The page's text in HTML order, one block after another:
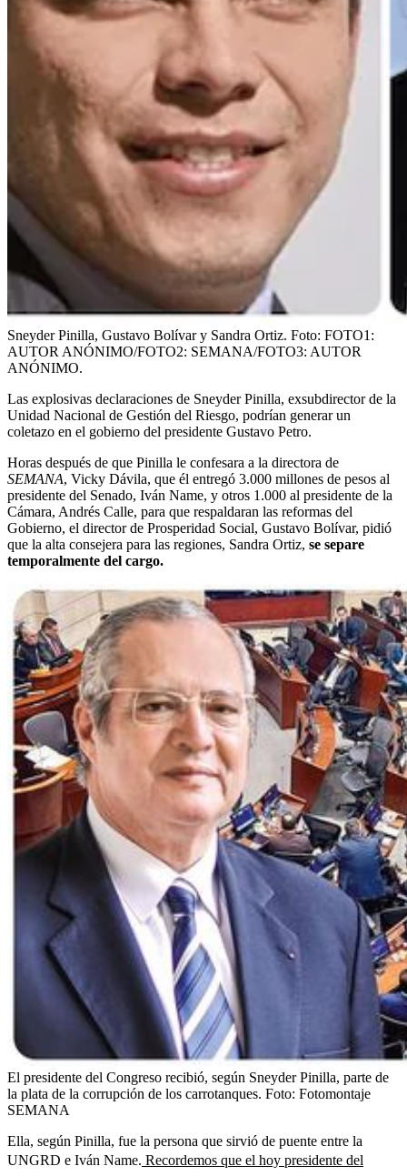
Sneyder Pinilla, Gustavo Bolívar y Sandra Ortiz. Foto: FOTO1:
AUTOR ANÓNIMO/FOTO2: SEMANA/FOTO3: AUTOR
ANÓNIMO.
Las explosivas declaraciones de Sneyder Pinilla, exsubdirector de la
Unidad Nacional de Gestión del Riesgo, podrían generar un
coletazo en el gobierno del presidente Gustavo Petro.
Horas después de que Pinilla le confesara a la directora de
SEMANA, Vicky Dávila, que él entregó 3.000 millones de pesos al
presidente del Senado, Iván Name, y otros 1.000 al presidente de la
Cámara, Andrés Calle, para que respaldaran las reformas del
Gobierno, el director de Prosperidad Social, Gustavo Bolívar, pidió
que la alta consejera para las regiones, Sandra Ortiz, se separe
temporalmente del cargo.
El presidente del Congreso recibió, según Sneyder Pinilla, parte de
la plata de la corrupción de los carrotanques. Foto: Fotomontaje
SEMANA
Ella, según Pinilla, fue la persona que sirvió de puente entre la
UNGRD e Iván Name. Recordemos que el hoy presidente del